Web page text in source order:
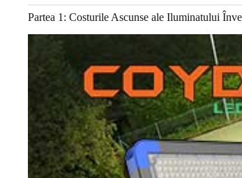
Partea 1: Costurile Ascunse ale Iluminatului